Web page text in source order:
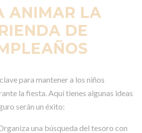
ANIMAR LA
DE
para mantener a los niños
la fiesta. Aquí tienes algunas ideas
serán un éxito:
una búsqueda del tesoro con